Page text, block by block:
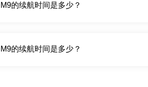
M9的续航时间是多少？
M9的续航时间是多少？